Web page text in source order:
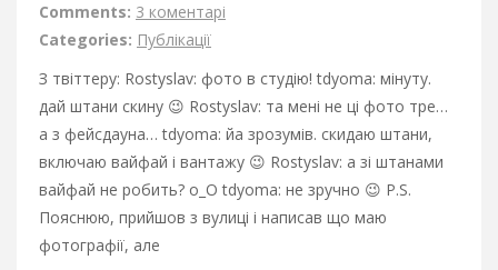
Comments: 3 коментарі
Categories: Публікації
З твіттеру: Rostyslav: фото в студію! tdyoma: мінуту.
дай штани скину 😉 Rostyslav: та мені не ці фото тре…
а з фейсдауна… tdyoma: йа зрозумів. скидаю штани,
включаю вайфай і вантажу 😉 Rostyslav: а зі штанами
вайфай не робить? о_О tdyoma: не зручно 😉 P.S.
Пояснюю, прийшов з вулиці і написав що маю
фотографії, але